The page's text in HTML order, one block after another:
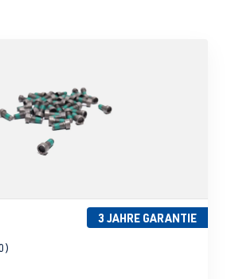
3 JAHRE GARANTIE
Bewertung von 0 von 5 Sternen